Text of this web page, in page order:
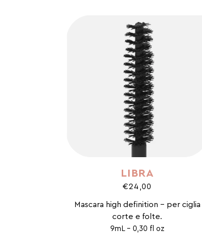
LIBRA
€24,00
Mascara high definition - per ciglia
corte e folte.
9mL - 0,30 fl oz